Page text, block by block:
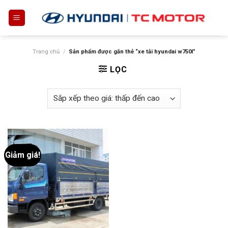
Trang chủ / Sản phẩm được gắn thẻ “xe tải hyundai w750l”
LỌC
Giảm giá!